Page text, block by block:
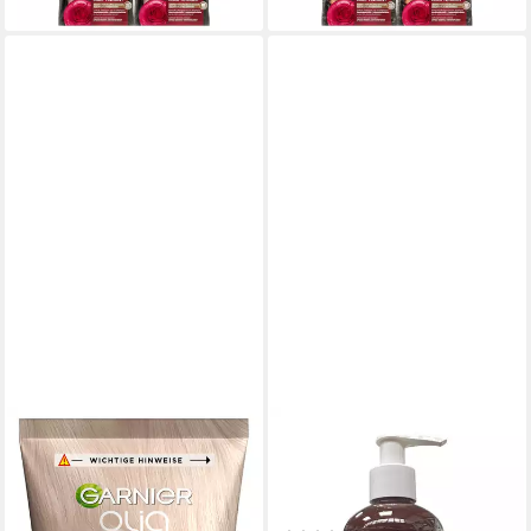
GARNIER
Coloration Garnier Olia Gloss
Tinted Hair Mask, für
getöntes Haar, mit Tocopherol
JEANS COLOR
Haarfarbe Semi Permanente
Direktziehende Haarfarbe